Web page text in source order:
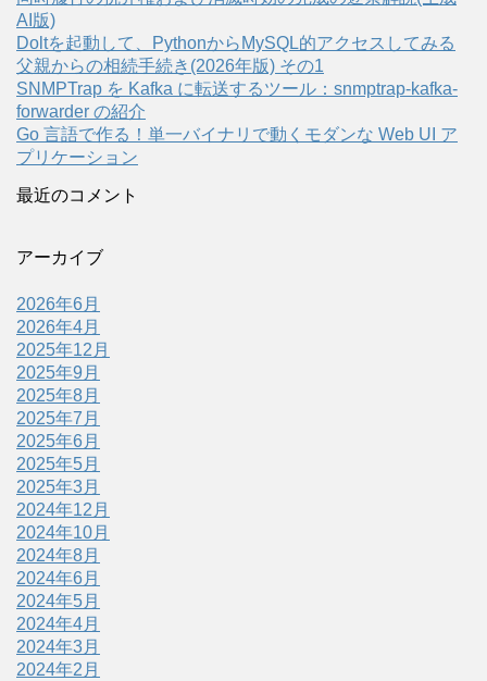
AI版)
Doltを起動して、PythonからMySQL的アクセスしてみる
父親からの相続手続き(2026年版) その1
SNMPTrap を Kafka に転送するツール：snmptrap-kafka-
forwarder の紹介
Go 言語で作る！単一バイナリで動くモダンな Web UI ア
プリケーション
最近のコメント
アーカイブ
2026年6月
2026年4月
2025年12月
2025年9月
2025年8月
2025年7月
2025年6月
2025年5月
2025年3月
2024年12月
2024年10月
2024年8月
2024年6月
2024年5月
2024年4月
2024年3月
2024年2月